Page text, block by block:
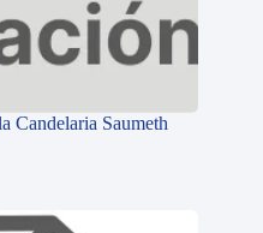
Candelaria Saumeth